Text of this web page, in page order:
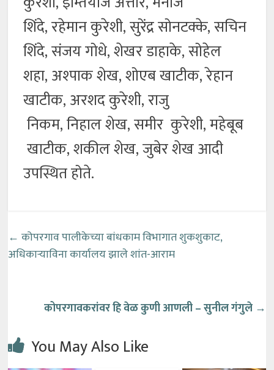
शिंदे, रहेमान कुरेशी, सुरेंद्र सोनटक्के, सचिन
शिंदे, संजय गोधे, शेखर डाहाके, सोहेल
शहा, अश्पाक शेख, शोएब खाटीक, रेहान
खाटीक, अरशद कुरेशी, राजु
निकम, निहाल शेख, समीर कुरेशी, महेबूब
खाटीक, शकील शेख, जुबेर शेख आदी
उपस्थित होते.
← कोपरगाव पालीकेच्या बांधकाम विभागात शुकशुकाट,
अधिकाऱ्याविना कार्यालय झाले शांत-आराम
कोपरगावकरांवर हि वेळ कुणी आणली – सुनील गंगुले →
You May Also Like